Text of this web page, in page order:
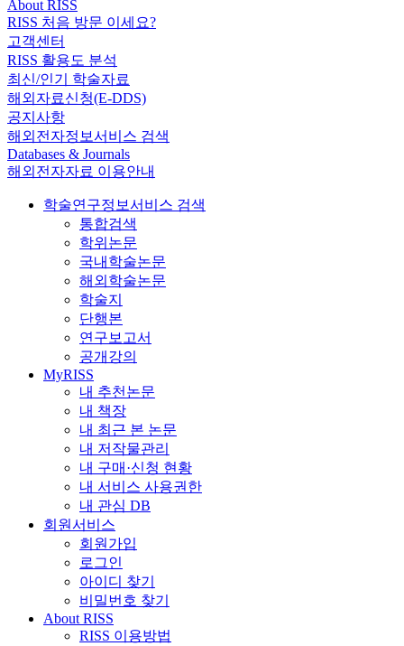
About RISS
RISS 처음 방문 이세요?
고객센터
RISS 활용도 분석
최신/인기 학술자료
해외자료신청(E-DDS)
공지사항
해외전자정보서비스 검색
Databases & Journals
해외전자자료 이용안내
학술연구정보서비스 검색
통합검색
학위논문
국내학술논문
해외학술논문
학술지
단행본
연구보고서
공개강의
MyRISS
내 추천논문
내 책장
내 최근 본 논문
내 저작물관리
내 구매·신청 현황
내 서비스 사용권한
내 관심 DB
회원서비스
회원가입
로그인
아이디 찾기
비밀번호 찾기
About RISS
RISS 이용방법